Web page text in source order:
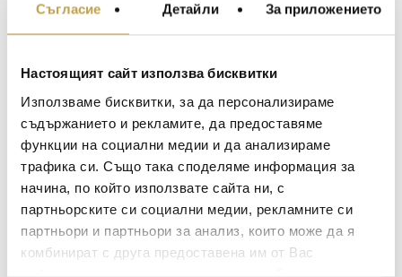
Съгласие Детайли За приложението
Настоящият сайт използва бисквитки
Използваме бисквитки, за да персонализираме
съдържанието и рекламите, да предоставяме
функции на социални медии и да анализираме
трафика си. Също така споделяме информация за
начина, по който използвате сайта ни, с
партньорските си социални медии, рекламните си
партньори и партньори за анализ, които може да я
комбинират с друга предоставена им от Вас
дървото гинко билоба, чиито листа
напомнят на пеперуди. Има нещо много
превърнат в пеперуди, кацащи обратно
Michael Aram Signature Home Scents are
weightless, subtle and universal yet exuberant
and complex. These fragrances take their
inspiration from the same organic motifs that
made the artist famous.
The Butterfly Ginkgo candle is inspired by a
variety of ginkgo tree known as the “ginkgo
МЕБЕЛИ ЗА ДОМА И
ЗА МАСАТА
ТЕКСТИЛ ЗА ДОМА
АРОМАТИ ЗА ДОМА
ИЗКУСТВО И КНИГИ
ВИСОК КЛАС
BACCARAT
TOM DIXON
MICHAEL ARAM
ASSOULINE
SELETTI